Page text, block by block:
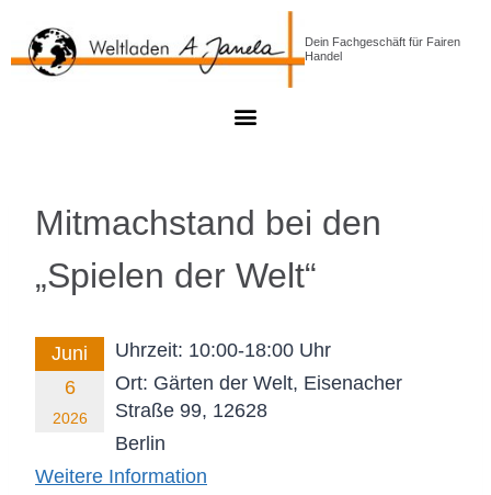
Dein Fachgeschäft für Fairen
Handel
Mitmachstand bei den
„Spielen der Welt“
Juni
6
2026
Uhrzeit: 10:00-18:00 Uhr
Ort: Gärten der Welt, Eisenacher
Straße 99, 12628
Berlin
Weitere Information